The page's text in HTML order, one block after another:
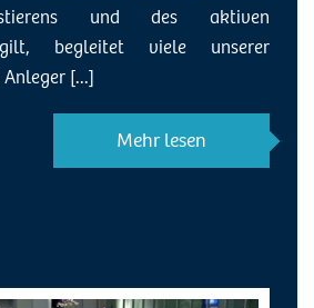
und des aktiven
gilt, begleitet viele unserer
[...]
Mehr lesen